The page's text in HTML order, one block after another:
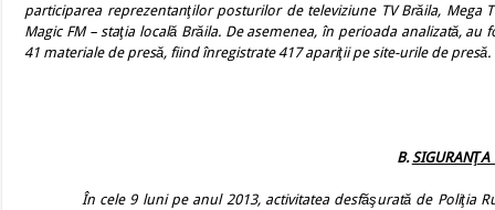
participarea reprezentanţilor posturilor de televiziune TV Brăila,
Magic FM – staţia locală Brăila. De asemenea, în perioada analizată, au
41 materiale de presă, fiind înregistrate 417apariţii pe site-urile de presă.
B. SIGURANŢA
În cele 9 luni pe anul 2013, activitatea desfăşurată de Poliţia